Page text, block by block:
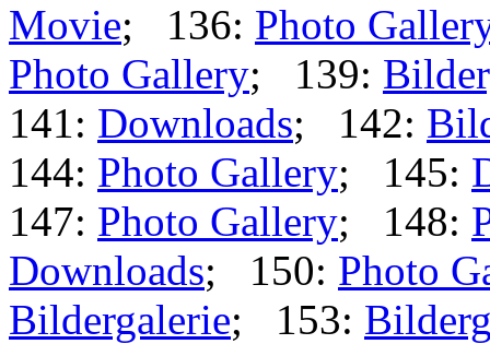
Movie; 136: Photo
Photo Gallery; 139:
141: Downloads; 142:
144: Photo Gallery; 145:
147: Photo Gallery; 148:
Downloads; 150: Photo
Bildergalerie; 153: